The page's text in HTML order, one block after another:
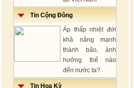
Tin Cộng Đồng
Áp thấp nhiệt đới
khả năng mạnh
thành bão, ảnh
hưởng thế nào
đến nước ta?
Tin Hoa Kỳ